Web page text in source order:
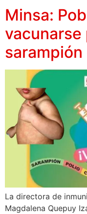
Minsa:
sarampión
La directora de
Magdalena Quepuy